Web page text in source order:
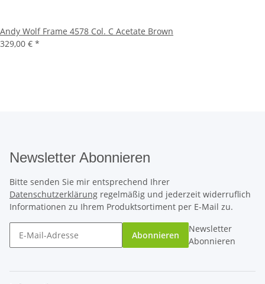
Andy Wolf Frame 4578 Col. C Acetate Brown
329,00 € *
Newsletter Abonnieren
Bitte senden Sie mir entsprechend Ihrer
Datenschutzerklärung regelmäßig und jederzeit widerruflich
Informationen zu Ihrem Produktsortiment per E-Mail zu.
Abonnieren
Newsletter
Abonnieren